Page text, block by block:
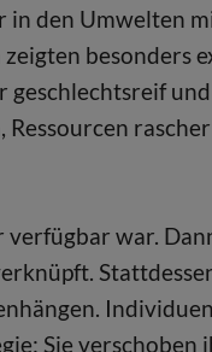
den Umwelten
besonders
geschlechtsreif
verfügbar war.
Sie